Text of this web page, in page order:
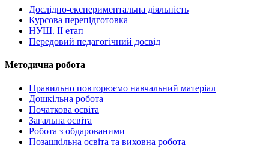
Дослідно-експериментальна діяльність
Курсова перепідготовка
НУШ. ІІ етап
Передовий педагогічний досвід
Методична робота
Правильно повторюємо навчальний матеріал
Дошкільна робота
Початкова освіта
Загальна освіта
Робота з обдарованими
Позашкільна освіта та виховна робота